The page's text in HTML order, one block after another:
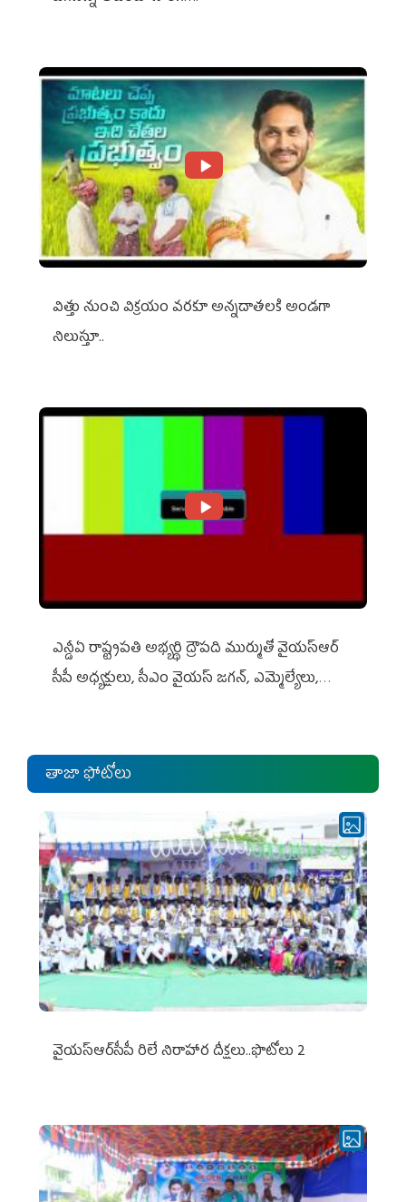
విత్తు నుంచి విక్రయం వరకూ అన్నదాతలకి అండగా
నిలుస్తూ..
ఎన్డీఏ రాష్ట్ర‌ప‌తి అభ్య‌ర్థి ద్రౌప‌ది ముర్ముతో వైయ‌స్ఆర్
సీపీ అధ్య‌క్షులు, సీఎం వైయ‌స్ జ‌గ‌న్, ఎమ్మెల్యేలు,
తాజా ఫోటోలు
వైయ‌స్ఆర్‌సీపీ రిలే నిరాహార దీక్షలు..ఫొటోలు 2